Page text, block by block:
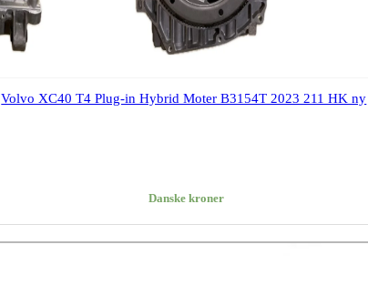
Volvo XC40 T4 Plug-in Hybrid Moter B3154T 2023 211 HK ny
Danske kroner